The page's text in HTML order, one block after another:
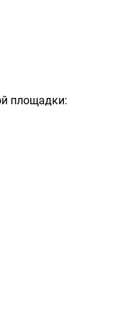
площадки: